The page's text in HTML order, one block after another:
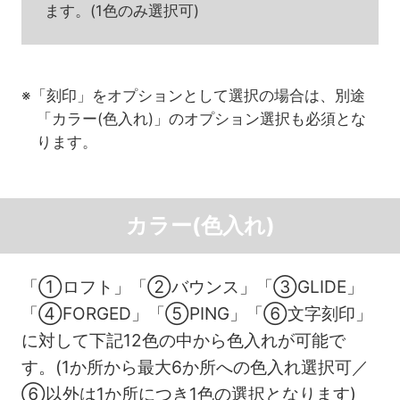
ます。(1色のみ選択可)
※「刻印」をオプションとして選択の場合は、別途
「カラー(色入れ)」のオプション選択も必須とな
ります。
カラー(色入れ)
「①ロフト」「②バウンス」「③GLIDE」
「④FORGED」「⑤PING」「⑥文字刻印」
に対して下記12色の中から色入れが可能で
す。(1か所から最大6か所への色入れ選択可／
⑥以外は1か所につき1色の選択となります)